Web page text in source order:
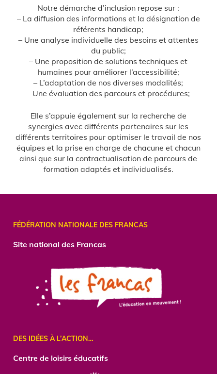
Notre démarche d’inclusion repose sur :
– La diffusion des informations et la désignation de
référents handicap;
– Une analyse individuelle des besoins et attentes
du public;
– Une proposition de solutions techniques et
humaines pour améliorer l’accessibilité;
– L’adaptation de nos diverses modalités;
– Une évaluation des parcours et procédures;
Elle s’appuie également sur la recherche de
synergies avec différents partenaires sur les
différents territoires pour optimiser le travail de nos
équipes et la prise en charge de chacune et chacun
ainsi que sur la contractualisation de parcours de
formation adaptés et individualisés.
FÉDÉRATION NATIONALE DES FRANCAS
Site national des Francas
DES IDÉES À L’ACTION…
Centrede loisirs éducatifs